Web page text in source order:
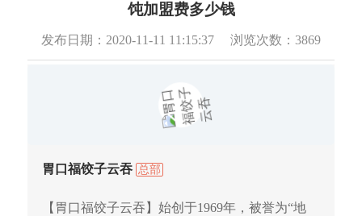
饨加盟费多少钱
发布日期： 2020-11-11 11:15:37 浏览次数： 3869
胃口福饺子云吞 总部
【胃口福饺子云吞】始创于1969年，被誉为“地